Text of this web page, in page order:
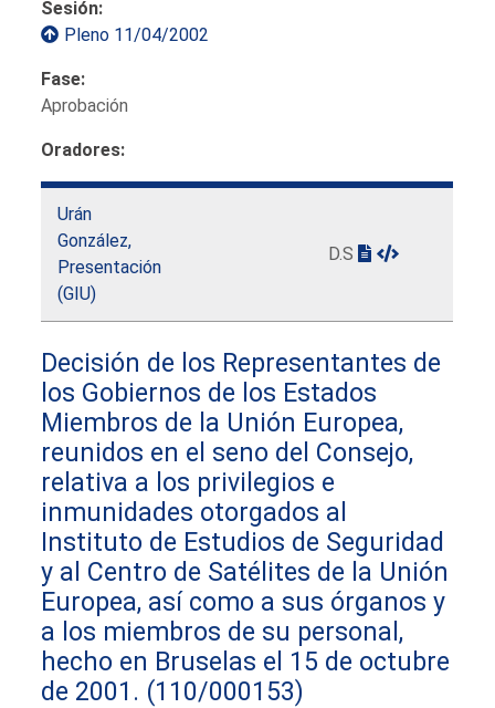
Sesión:
Pleno 11/04/2002
Fase:
Aprobación
Oradores:
Urán
González,
Presentación
(GIU)
D.S
Decisión de los Representantes de
los Gobiernos de los Estados
Miembros de la Unión Europea,
reunidos en el seno del Consejo,
relativa a los privilegios e
inmunidades otorgados al
Instituto de Estudios de Seguridad
y al Centro de Satélites de la Unión
Europea, así como a sus órganos y
a los miembros de su personal,
hecho en Bruselas el 15 de octubre
de 2001. (110/000153)